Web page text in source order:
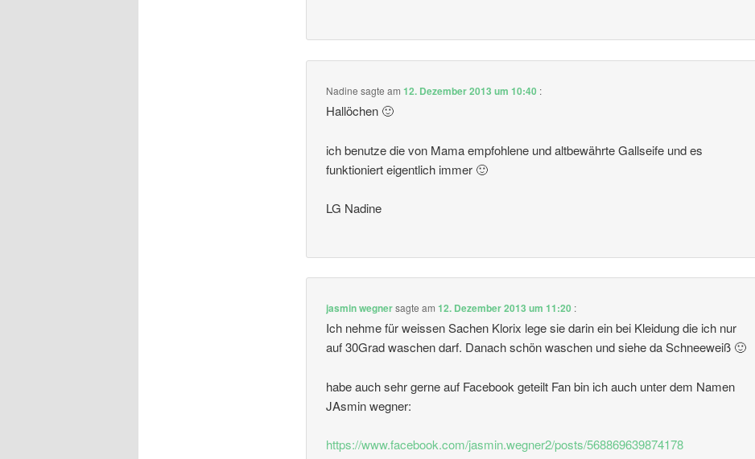
Nadine sagte am12. Dezember 2013 um 10:40 :
Hallöchen 🙂
ich benutze die von Mama empfohlene und altbewährte Gallseife und es
funktioniert eigentlich immer 🙂
LG Nadine
jasmin wegnersagte am12. Dezember 2013 um 11:20 :
Ich nehme für weissen Sachen Klorix lege sie darin ein bei Kleidung die ich nur
auf 30Grad waschen darf. Danach schön waschen und siehe da Schneeweiß 🙂
habe auch sehr gerne auf Facebook geteilt Fan bin ich auch unter dem Namen
JAsmin wegner:
https://www.facebook.com/jasmin.wegner2/posts/568869639874178